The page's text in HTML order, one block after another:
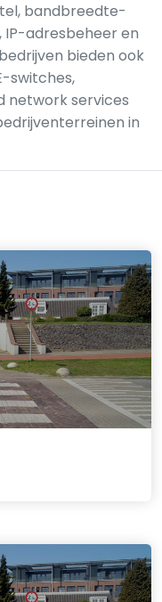
bandbreedte-
IP-adresbeheer en
bieden ook
switches,
network services
in